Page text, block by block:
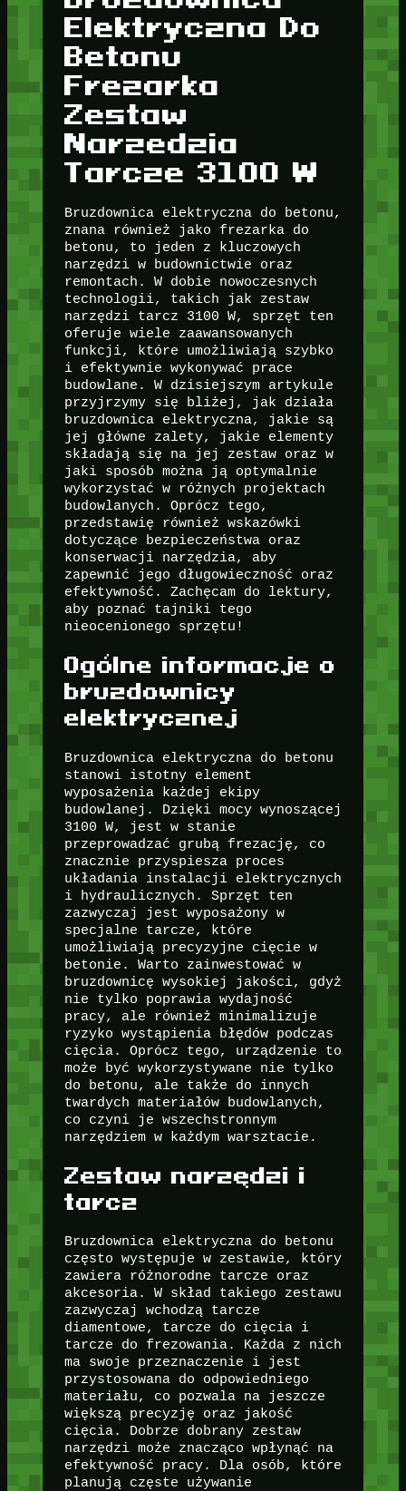
Elektryczna Do
Betonu
Frezarka
Zestaw
Narzedzia
Tarcze 3100 W
Bruzdownica elektryczna do betonu,
znana również jako frezarka do
betonu, to jeden z kluczowych
narzędzi w budownictwie oraz
remontach. W dobie nowoczesnych
technologii, takich jak zestaw
narzędzi tarcz 3100 W, sprzęt ten
oferuje wiele zaawansowanych
funkcji, które umożliwiają szybko
i efektywnie wykonywać prace
budowlane. W dzisiejszym artykule
przyjrzymy się bliżej, jak działa
bruzdownica elektryczna, jakie są
jej główne zalety, jakie elementy
składają się na jej zestaw oraz w
jaki sposób można ją optymalnie
wykorzystać w różnych projektach
budowlanych. Oprócz tego,
przedstawię również wskazówki
dotyczące bezpieczeństwa oraz
konserwacji narzędzia, aby
zapewnić jego długowieczność oraz
efektywność. Zachęcam do lektury,
aby poznać tajniki tego
nieocenionego sprzętu!
Ogólne informacje o
bruzdownicy
elektrycznej
Bruzdownica elektryczna do betonu
stanowi istotny element
wyposażenia każdej ekipy
budowlanej. Dzięki mocy wynoszącej
3100 W, jest w stanie
przeprowadzać grubą frezację, co
znacznie przyspiesza proces
układania instalacji elektrycznych
i hydraulicznych. Sprzęt ten
zazwyczaj jest wyposażony w
specjalne tarcze, które
umożliwiają precyzyjne cięcie w
betonie. Warto zainwestować w
bruzdownicę wysokiej jakości, gdyż
nie tylko poprawia wydajność
pracy, ale również minimalizuje
ryzyko wystąpienia błędów podczas
cięcia. Oprócz tego, urządzenie to
może być wykorzystywane nie tylko
do betonu, ale także do innych
twardych materiałów budowlanych,
co czyni je wszechstronnym
narzędziem w każdym warsztacie.
Zestaw narzędzi i
tarcz
Bruzdownica elektryczna do betonu
często występuje w zestawie, który
zawiera różnorodne tarcze oraz
akcesoria. W skład takiego zestawu
zazwyczaj wchodzą tarcze
diamentowe, tarcze do cięcia i
tarcze do frezowania. Każda z nich
ma swoje przeznaczenie i jest
przystosowana do odpowiedniego
materiału, co pozwala na jeszcze
większą precyzję oraz jakość
cięcia. Dobrze dobrany zestaw
narzędzi może znacząco wpłynąć na
efektywność pracy. Dla osób, które
planują częste używanie